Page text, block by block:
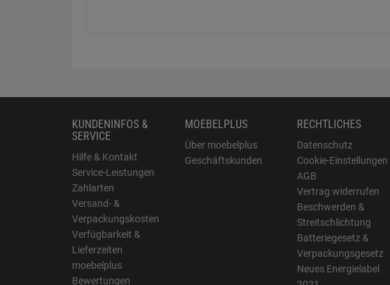
KUNDENINFOS &
SERVICE
Hilfe & Kontakt
Service-Leistungen
Zahlarten
Versand- &
Verpackungskosten
Verfügbarkeit &
Lieferzeiten
moebelplus
Bewertungen
MOEBELPLUS
Über moebelplus
Geschäftskunden
RECHTLICHES
Datenschutz
Cookie-Einstellungen
AGB
Vertrag widerrufen
Beschwerden &
Streitschlichtung
Batteriegesetz &
Verpackungsgesetz
Neues Energielabel